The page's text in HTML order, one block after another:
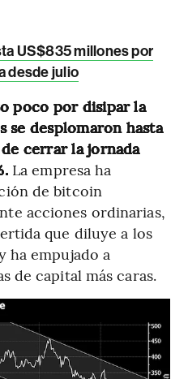
US$835 millones por
desde julio
poco por disipar la
se desplomaron hasta
cerrar la jornada
La empresa ha
de bitcoin
acciones ordinarias,
que diluye a los
ha empujado a
de capital más caras.